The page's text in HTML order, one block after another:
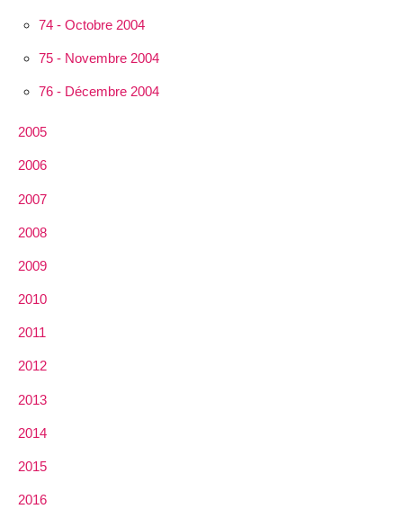
74 - Octobre 2004
75 - Novembre 2004
76 - Décembre 2004
2005
2006
2007
2008
2009
2010
2011
2012
2013
2014
2015
2016